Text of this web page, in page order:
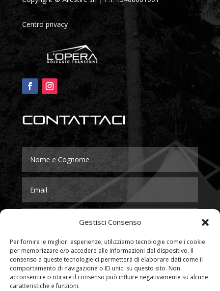
Gestisci Consenso
Per fornire le migliori esperienze, utilizziamo tecnologie come i cookie
per memorizzare e/o accedere alle informazioni del dispositivo. Il
consenso a queste tecnologie ci permetterà di elaborare dati come il
comportamento di navigazione o ID unici su questo sito. Non
acconsentire o ritirare il consenso può influire negativamente su alcune
caratteristiche e funzioni.
Centro privacy
Contattaci